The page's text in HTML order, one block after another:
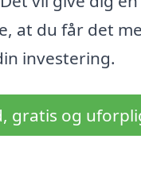
at du får det
investering.
gratis og